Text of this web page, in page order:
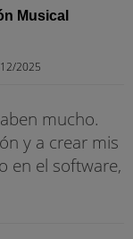
Musical
2025
mucho.
y a crear mis
en el software,